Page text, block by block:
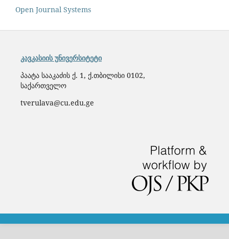
Open Journal Systems
კავკასიის უნივერსიტეტი
პაატა სააკაძის ქ. 1, ქ.თბილისი 0102,
საქართველო
tverulava@cu.edu.ge